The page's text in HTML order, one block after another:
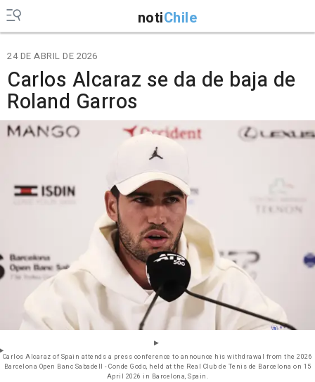
notiChile
24 DE ABRIL DE 2026
Carlos Alcaraz se da de baja de
Roland Garros
Carlos Alcaraz of Spain attends a press conference to announce his withdrawal from the 2026
Barcelona Open Banc Sabadell - Conde Godo, held at the Real Club de Tenis de Barcelona on 15
April 2026 in Barcelona, Spain.